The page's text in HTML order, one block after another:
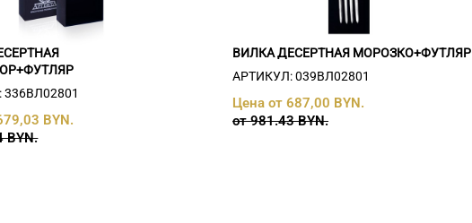
BYN.
BYN.
ВИЛКА ДЕСЕРТНАЯ МОРОЗКО+ФУТЛЯР
АРТИКУЛ: 039ВЛ02801
Цена от 687,00 BYN.
от 981.43 BYN.